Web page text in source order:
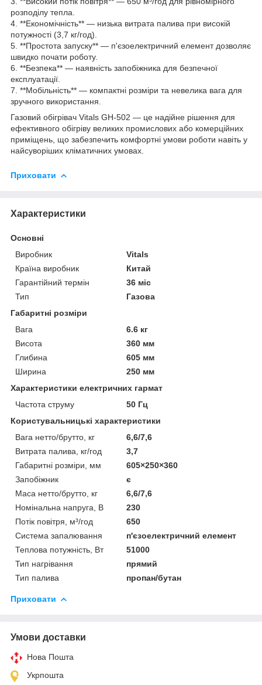
розподілу тепла.
4. **Економічність** — низька витрата палива при високій
потужності (3,7 кг/год).
5. **Простота запуску** — п'єзоелектричний елемент дозволяє
швидко почати роботу.
6. **Безпека** — наявність запобіжника для безпечної
експлуатації.
7. **Мобільність** — компактні розміри та невелика вага для
зручного використання.
Газовий обігрівач Vitals GH-502 — це надійне рішення для
ефективного обігріву великих промислових або комерційних
приміщень, що забезпечить комфортні умови роботи навіть у
найсуворіших кліматичних умовах.
Приховати
Характеристики
Основні
Виробник
Vitals
Країна виробник
Китай
Гарантійний термін
36 міс
Тип
Газова
Габаритні розміри
Вага
6.6 кг
Висота
360 мм
Глибина
605 мм
Ширина
250 мм
Характеристики електричних гармат
Частота струму
50 Гц
Користувальницькі характеристики
Вага нетто/брутто, кг
6,6/7,6
Витрата палива, кг/год
3,7
Габаритні розміри, мм
605×250×360
Запобіжник
є
Маса нетто/брутто, кг
6,6/7,6
Номінальна напруга, В
230
Потік повітря, м³/год
650
Система запалювання
п'єзоелектричний елемент
Теплова потужність, Вт
51000
Тип нагрівання
прямий
Тип палива
пропан/бутан
Приховати
Умови доставки
Нова Пошта
Укрпошта